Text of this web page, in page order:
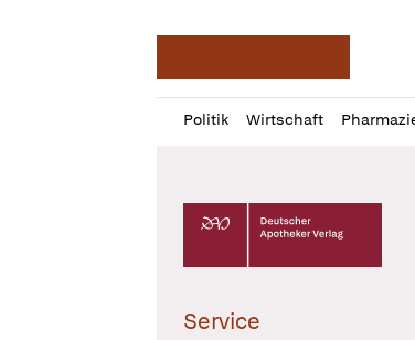
Politik Wirtschaft
Profil
öffnen
Daz
Pur
Deutscher Apotheker Verlag
Service